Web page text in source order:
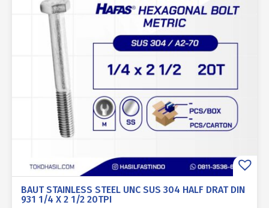
BAUT STAINLESS STEEL UNC SUS 304 HALF DRAT DIN
931 1/4 X 2 1/2 20TPI